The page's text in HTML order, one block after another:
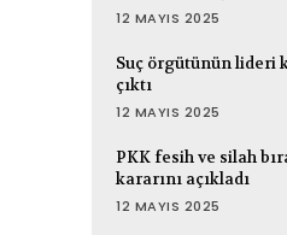
12 MAYIS 2025
Suç örgütünün lideri
çıktı
12 MAYIS 2025
PKK fesih ve silah
kararını açıkladı
12 MAYIS 2025